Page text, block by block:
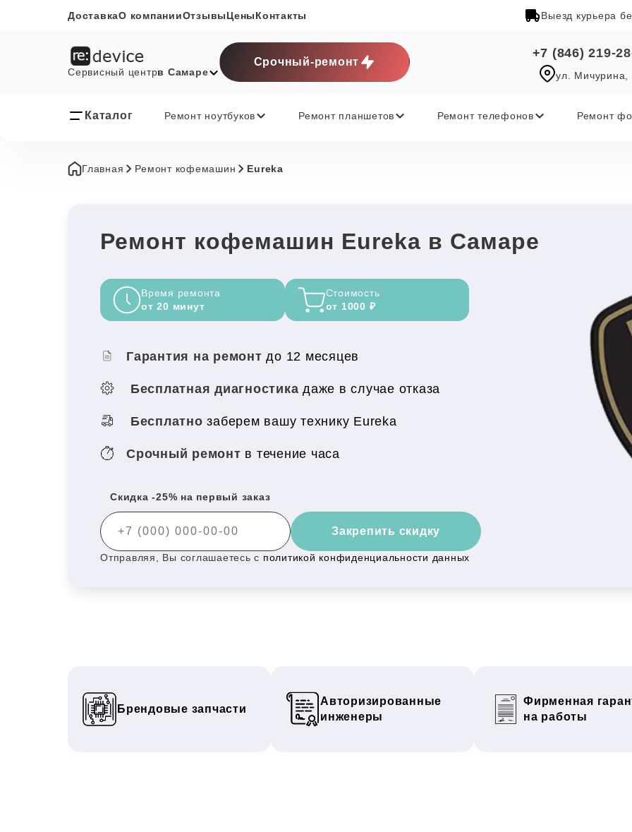
ДоставкаО компанииОтзывыЦеныКонтакты Выезд курьера
Сервисный центрв Самаре
Срочный-ремонт
+7 (846) 219-
ул. Мичурина,
Каталог Ремонт ноутбуков Ремонт планшетов Ремонт телефонов Ремонт
Главная Ремонт кофемашин Eureka
Ремонт кофемашин Eureka в Самаре
Время ремонта
от 20 минут
Стоимость
от 1000 ₽
Гарантия на ремонтдо 12 месяцев
Бесплатная диагностика даже в случае отказа
Бесплатно заберем вашу технику Eureka
Срочный ремонт в течение часа
Скидка -25% на первый заказ
Закрепить скидку
Отправляя, Вы соглашаетесь с политикой конфиденциальности данных
Брендовые запчасти
Авторизированные
инженеры
Фирменная
на работы